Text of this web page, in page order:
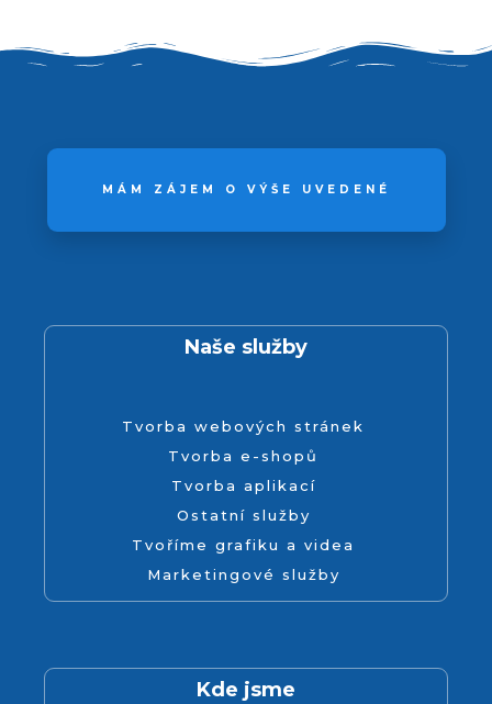
MÁM ZÁJEM O VÝŠE UVEDENÉ
Naše služby
Tvorba webových stránek
Tvorba e-shopů
Tvorba aplikací
Ostatní služby
Tvoříme grafiku a videa
Marketingové služby
Kde jsme